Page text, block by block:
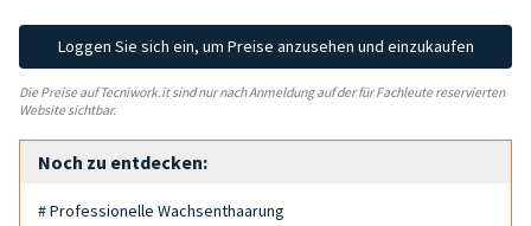
Loggen Sie sich ein, um Preise anzusehen und einzukaufen
Die Preise auf Tecniwork.it sind nur nach Anmeldung auf der für Fachleute reservierten
Website sichtbar.
Noch zu entdecken:
# Professionelle Wachsenthaarung